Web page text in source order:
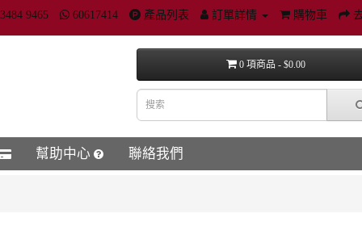
3484 9465 60617414 產品列表 訂單詳情 購物車
0 項商品 - $0.00
幫助中心 聯絡我們